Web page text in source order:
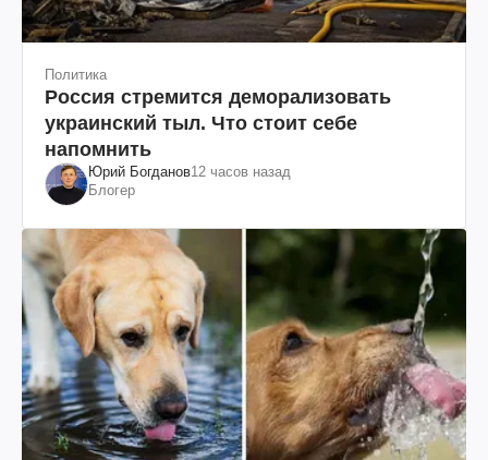
Политика
Россия стремится деморализовать
украинский тыл. Что стоит себе
напомнить
Юрий Богданов12 часов назад
Блогер